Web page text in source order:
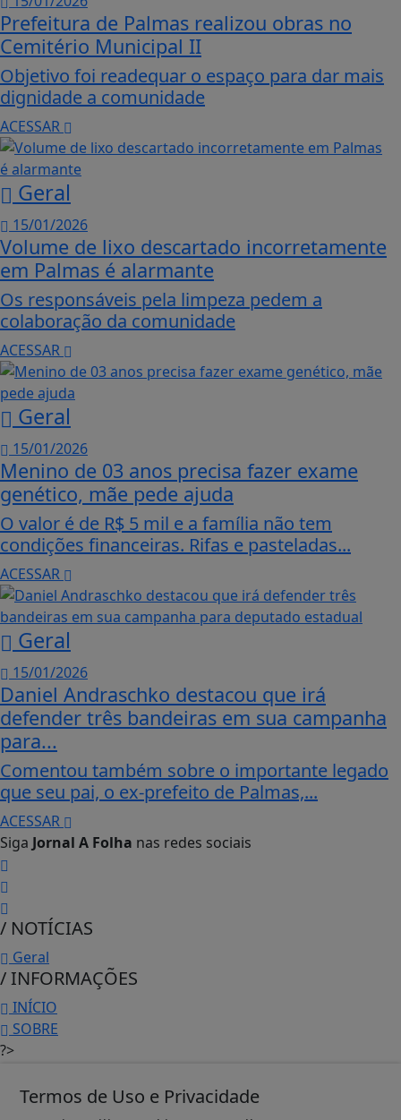
Prefeitura de Palmas realizou obras no
Cemitério Municipal II
Objetivo foi readequar o espaço para dar mais
dignidade a comunidade
ACESSAR
Geral
15/01/2026
Volume de lixo descartado incorretamente
em Palmas é alarmante
Os responsáveis pela limpeza pedem a
colaboração da comunidade
ACESSAR
Geral
15/01/2026
Menino de 03 anos precisa fazer exame
genético, mãe pede ajuda
O valor é de R$ 5 mil e a família não tem
condições financeiras. Rifas e pasteladas...
ACESSAR
Geral
15/01/2026
Daniel Andraschko destacou que irá
defender três bandeiras em sua campanha
para...
Comentou também sobre o importante legado
que seu pai, o ex-prefeito de Palmas,...
ACESSAR
Siga Jornal A Folha nas redes sociais
/ NOTÍCIAS
Geral
/ INFORMAÇÕES
INÍCIO
SOBRE
?>
Termos de Uso e Privacidade
Termos de Uso e Privacidade